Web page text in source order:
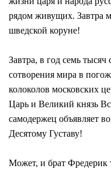
рядом живущих. Завтра
шведской коруне!
Завтра, в год семь тысяч
сотворения мира в
колоколов московских
Царь и Великий князь
самодержец объявляет
Десятому Густаву!
Может, и брат Фредерик